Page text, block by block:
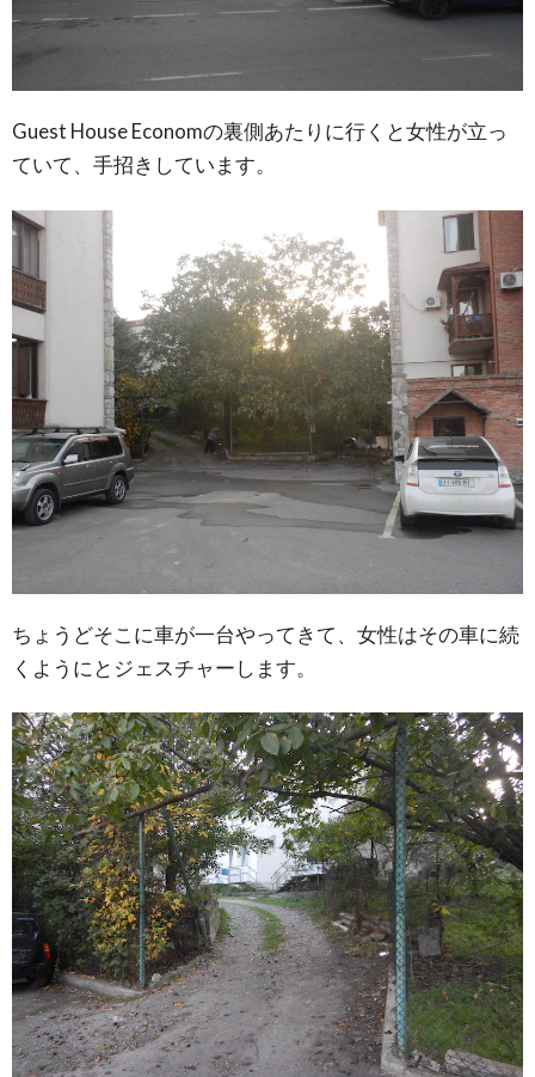
Guest House Economの裏側あたりに行くと女性が立っ
ていて、手招きしています。
ちょうどそこに車が一台やってきて、女性はその車に続
くようにとジェスチャーします。